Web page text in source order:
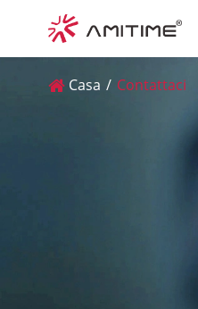
Casa Contattaci